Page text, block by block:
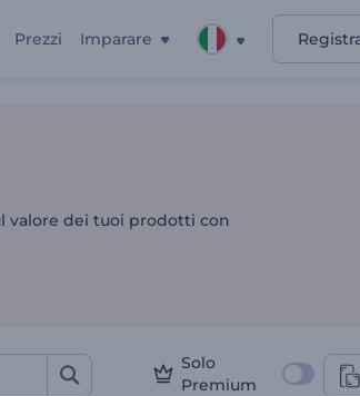
Prezzi Imparare
valore dei tuoi prodotti con
Solo
Premium